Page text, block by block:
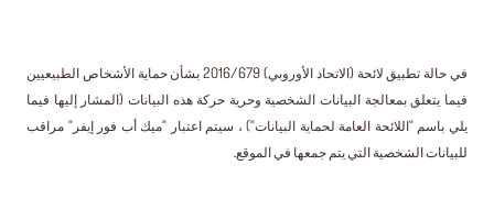
في حالة تطبيق لائحة (الاتحاد الأوروبي) 2016/679 بشأن حماية الأشخاص الطبيعيين
فيما يتعلق بمعالجة البيانات الشخصية وحرية حركة هذه البيانات (المشار إليها فيما
يلي باسم "اللائحة العامة لحماية البيانات") ، سيتم اعتبار "ميك أب فور إيفر" مراقب
للبيانات الشخصية التي يتم جمعها في الموقع.